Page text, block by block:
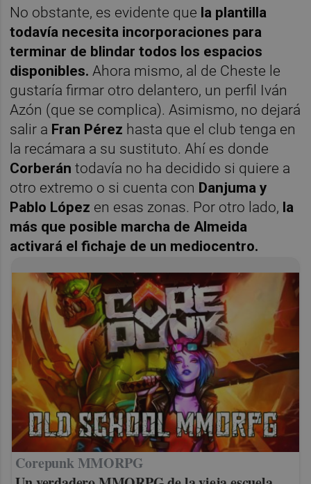
No obstante, es evidente que la plantilla
todavía necesita incorporaciones para
terminar de blindar todos los espacios
disponibles.Ahora mismo, al de Cheste le
gustaría firmar otro delantero, un perfil Iván
Azón (que se complica). Asimismo, no dejará
salir a Fran Pérez hasta que el club tenga en
la recámara a su sustituto. Ahí es donde
Corberán todavía no ha decidido si quiere a
otro extremo o si cuenta con Danjuma y
Pablo López en esas zonas. Por otro lado, la
más que posible marcha de Almeida
activará el fichaje de un mediocentro.
Corepunk MMORPG